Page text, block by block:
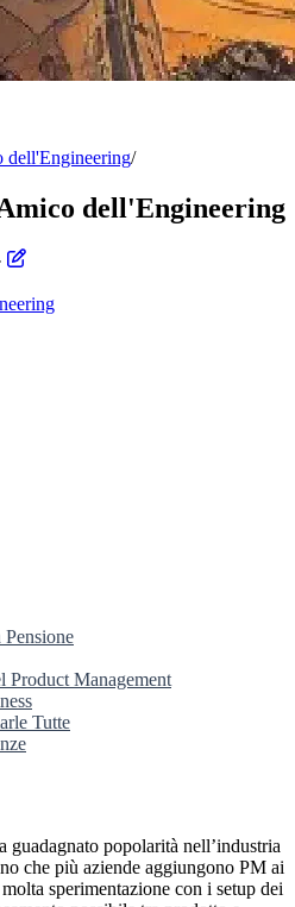
dell'Engineering/
dell'Engineering
Product Management
Tutte
popolarità nell’industria
che più aziende aggiungono PM ai
sperimentazione con i setup dei